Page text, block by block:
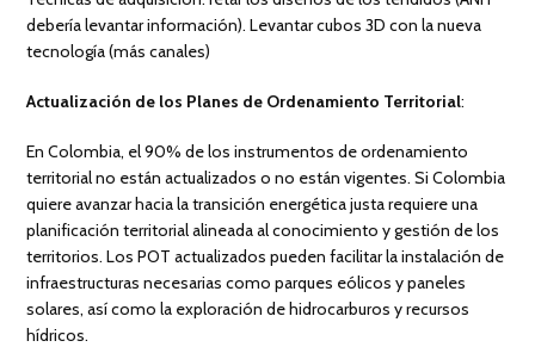
debería levantar información). Levantar cubos 3D con la nueva
tecnología (más canales)
Actualización de los Planes de Ordenamiento Territorial:
En Colombia, el 90% de los instrumentos de ordenamiento
territorial no están actualizados o no están vigentes. Si Colombia
quiere avanzar hacia la transición energética justa requiere una
planificación territorial alineada al conocimiento y gestión de los
territorios. Los POT actualizados pueden facilitar la instalación de
infraestructuras necesarias como parques eólicos y paneles
solares, así como la exploración de hidrocarburos y recursos
hídricos.